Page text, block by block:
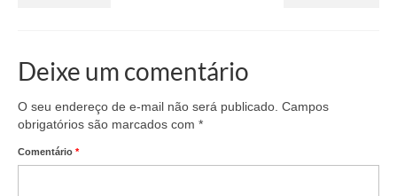
Deixe um comentário
O seu endereço de e-mail não será publicado. Campos
obrigatórios são marcados com *
Comentário *